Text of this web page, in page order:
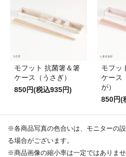
モフット 抗菌箸＆箸
ケース（うさぎ）
850円(税込935円)
モフッ
ケース
が）
850円(
※各商品写真の色合いは、モニターの
る場合がございます。
※商品画像の縮小率は一定ではありま